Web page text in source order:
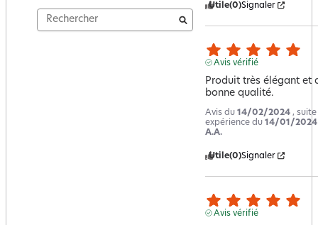
Utile(0)Signaler
Avis vérifié
Produit très élégant et
bonne qualité.
Avis du 14/02/2024 , suite
expérience du 14/01/2024
A.A.
Utile(0)Signaler
Avis vérifié